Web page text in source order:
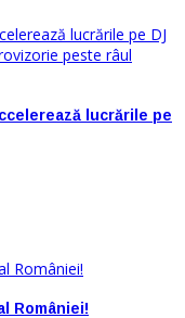
lucrările pe
României!